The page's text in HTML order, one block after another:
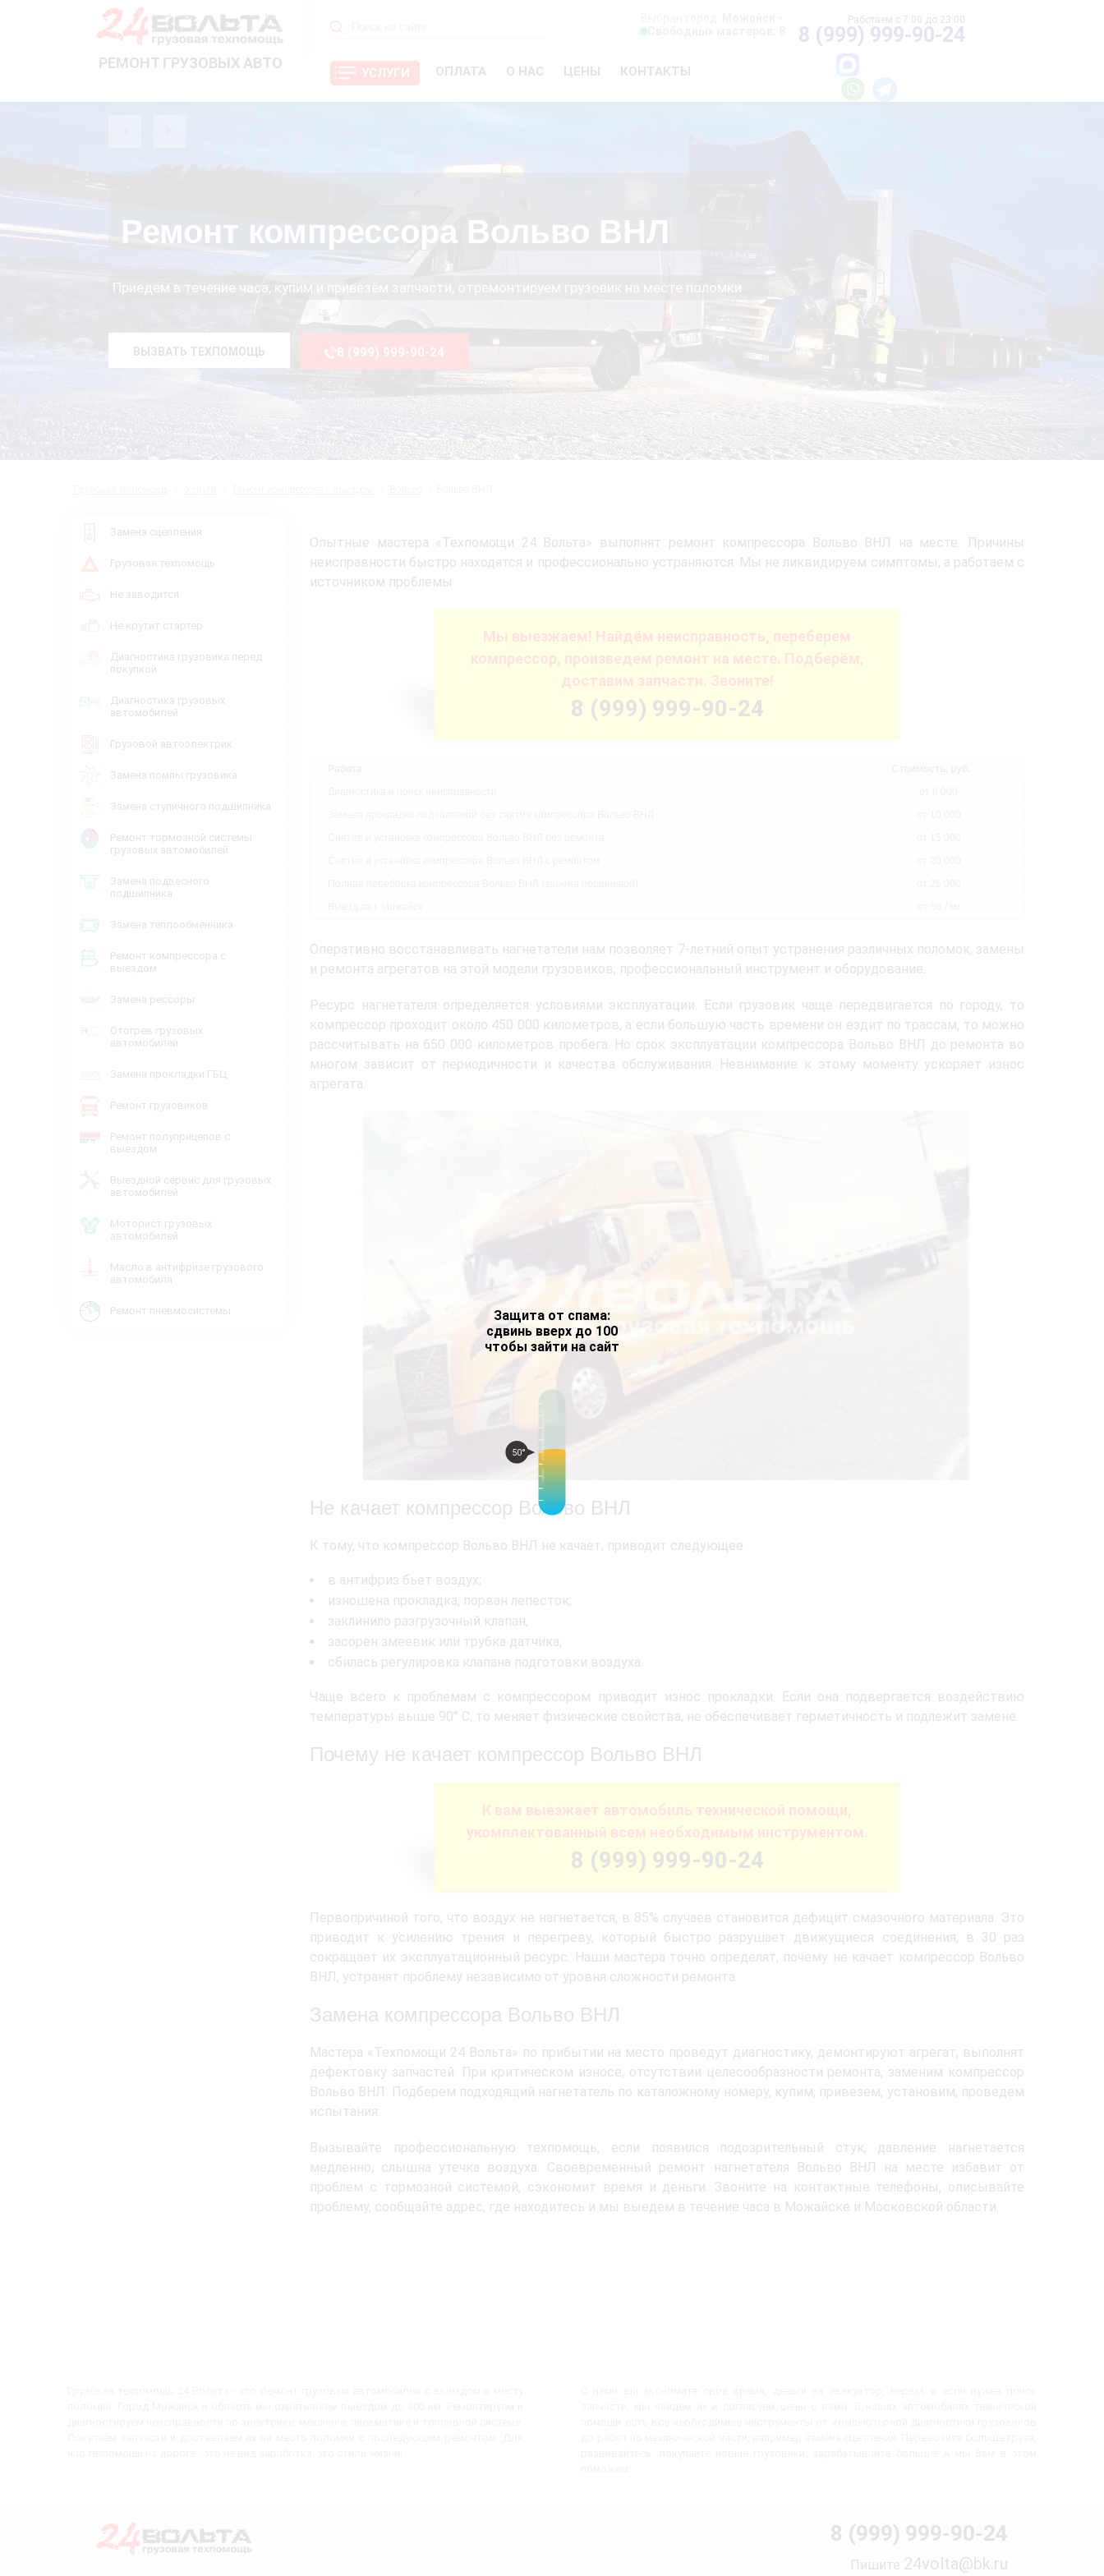
Защита от спама:
сдвинь вверх до 100
чтобы зайти на сайт
50°
РЕМОНТ ГРУЗОВЫХ АВТО
УСЛУГИ ОПЛАТА О НАС ЦЕНЫ КОНТАКТЫ
8 (999) 999-90-24
Ремонт компрессора Вольво ВНЛ
Приедем в течение часа, купим и привезём запчасти, отремонтируем грузовик на месте поломки
ВЫЗВАТЬ ТЕХПОМОЩЬ 8 (999) 999-90-24
Замена сцепления
Грузовая техпомощь
Не заводится
Не крутит стартер
Диагностика грузовика перед
покупкой
Диагностика грузовых
автомобилей
Грузовой автоэлектрик
Замена помпы грузовика
Замена ступичного подшипника
Ремонт тормозной системы
грузовых автомобилей
Замена подвесного
подшипника
Замена теплообменника
Ремонт компрессора с
выездом
Замена рессоры
Отогрев грузовых
автомобилей
Замена прокладки ГБЦ
Ремонт грузовиков
Ремонт полуприцепов с
выездом
Выездной сервис для грузовых
автомобилей
Моторист грузовых
автомобилей
Масло в антифризе грузового
автомобиля
Ремонт пневмосистемы
Опытные мастера «Техпомощи 24 Вольта» выполнят ремонт компрессора Вольво ВНЛ на месте. Причины
неисправности быстро находятся и профессионально устраняются. Мы не ликвидируем симптомы, а работаем с
источником проблемы.
Мы выезжаем! Найдём неисправность, переберем
компрессор, произведем ремонт на месте. Подберём,
доставим запчасти. Звоните!
8 (999) 999-90-24
Оперативно восстанавливать нагнетатели нам позволяет 7-летний опыт устранения различных поломок, замены
и ремонта агрегатов на этой модели грузовиков, профессиональный инструмент и оборудование.
Ресурс нагнетателя определяется условиями эксплуатации. Если грузовик чаще передвигается по городу, то
компрессор проходит около 450 000 километров, а если большую часть времени он ездит по трассам, то можно
рассчитывать на 650 000 километров пробега. Но срок эксплуатации компрессора Вольво ВНЛ до ремонта во
многом зависит от периодичности и качества обслуживания. Невнимание к этому моменту ускоряет износ
агрегата.
Не качает компрессор Вольво ВНЛ
К тому, что компрессор Вольво ВНЛ не качает, приводит следующее:
в антифриз бьет воздух;
изношена прокладка, порван лепесток;
заклинило разгрузочный клапан;
засорен змеевик или трубка датчика;
сбилась регулировка клапана подготовки воздуха.
Чаще всего к проблемам с компрессором приводит износ прокладки. Если она подвергается воздействию
температуры выше 90° C, то меняет физические свойства, не обеспечивает герметичность и подлежит замене.
Почему не качает компрессор Вольво ВНЛ
К вам выезжает автомобиль технической помощи,
укомплектованный всем необходимым инструментом.
8 (999) 999-90-24
Первопричиной того, что воздух не нагнетается, в 85% случаев становится дефицит смазочного материала. Это
приводит к усилению трения и перегреву, который быстро разрушает движущиеся соединения, в 30 раз
сокращает их эксплуатационный ресурс. Наши мастера точно определят, почему не качает компрессор Вольво
ВНЛ, устранят проблему независимо от уровня сложности ремонта.
Замена компрессора Вольво ВНЛ
Мастера «Техпомощи 24 Вольта» по прибытии на место проведут диагностику, демонтируют агрегат, выполнят
дефектовку запчастей. При критическом износе, отсутствии целесообразности ремонта, заменим компрессор
Вольво ВНЛ. Подберем подходящий нагнетатель по каталожному номеру, купим, привезем, установим, проведем
испытания.
Вызывайте профессиональную техпомощь, если появился подозрительный стук, давление нагнетается
медленно, слышна утечка воздуха. Своевременный ремонт нагнетателя Вольво ВНЛ на месте избавит от
проблем с тормозной системой, сэкономит время и деньги. Звоните на контактные телефоны, описывайте
проблему, сообщайте адрес, где находитесь и мы выедем в течение часа в Можайске и Московской области.
8 (999) 999-90-24
Пишите 24volta@bk.ru